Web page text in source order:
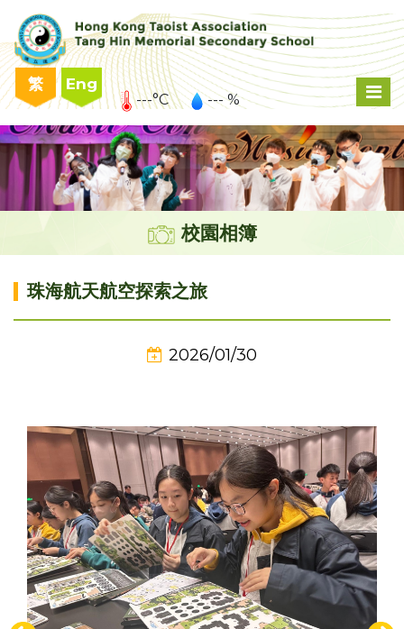
繁 Eng
---°C --- %
校園相簿
珠海航天航空探索之旅
2026/01/30